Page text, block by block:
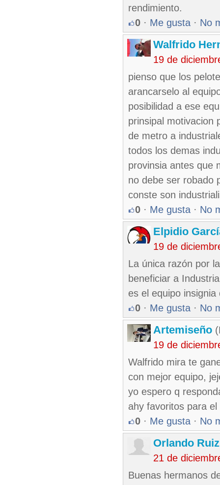
rendimiento.
0 · Me gusta · No
Walfrido
19 de
pienso que los
arancarselo al
posibilidad a ese
prinsipal motivacion
de metro a
todos los demas
provinsia antes que
no debe ser robado
conste son
0 · Me gusta · No
Elpidio
19 de
La única razón por
beneficiar a
es el equipo insignia
0 · Me gusta · No
Artemiseño
19 de
Walfrido mira te
con mejor equipo,
yo espero q
ahy favoritos para
0 · Me gusta · No
Orlando
21 de
Buenas hermanos